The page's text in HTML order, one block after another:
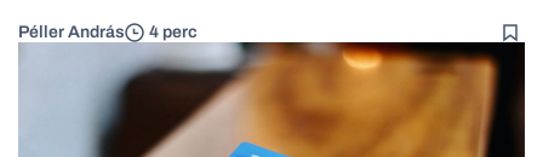
Péller András 4 perc